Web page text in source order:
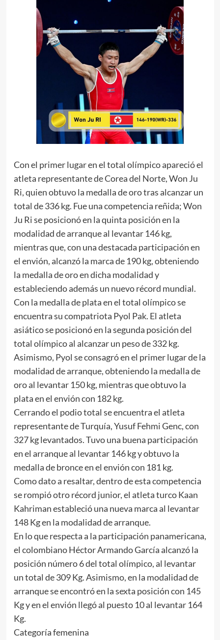
Con el primer lugar en el total olímpico apareció el
atleta representante de Corea del Norte, Won Ju
Ri, quien obtuvo la medalla de oro tras alcanzar un
total de 336 kg. Fue una competencia reñida; Won
Ju Ri se posicionó en la quinta posición en la
modalidad de arranque al levantar 146 kg,
mientras que, con una destacada participación en
el envión, alcanzó la marca de 190 kg, obteniendo
la medalla de oro en dicha modalidad y
estableciendo además un nuevo récord mundial.
Con la medalla de plata en el total olímpico se
encuentra su compatriota Pyol Pak. El atleta
asiático se posicionó en la segunda posición del
total olímpico al alcanzar un peso de 332 kg.
Asimismo, Pyol se consagró en el primer lugar de la
modalidad de arranque, obteniendo la medalla de
oro al levantar 150 kg, mientras que obtuvo la
plata en el envión con 182 kg.
Cerrando el podio total se encuentra el atleta
representante de Turquía, Yusuf Fehmi Genc, con
327 kg levantados. Tuvo una buena participación
en el arranque al levantar 146 kg y obtuvo la
medalla de bronce en el envión con 181 kg.
Como dato a resaltar, dentro de esta competencia
se rompió otro récord junior, el atleta turco Kaan
Kahriman estableció una nueva marca al levantar
148 Kg en la modalidad de arranque.
En lo que respecta a la participación panamericana,
el colombiano Héctor Armando García alcanzó la
posición número 6 del total olímpico, al levantar
un total de 309 Kg. Asimismo, en la modalidad de
arranque se encontró en la sexta posición con 145
Kg y en el envión llegó al puesto 10 al levantar 164
Kg.
Categoría femenina